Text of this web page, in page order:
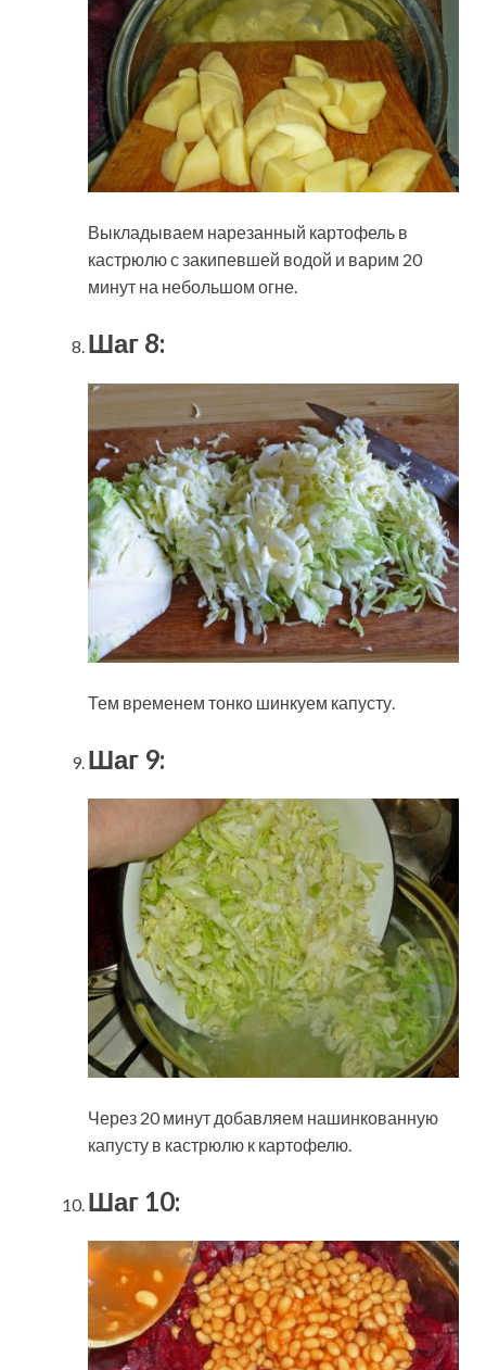
Выкладываем нарезанный картофель в
кастрюлю с закипевшей водой и варим 20
минут на небольшом огне.
Шаг 8:
Тем временем тонко шинкуем капусту.
Шаг 9:
Через 20 минут добавляем нашинкованную
капусту в кастрюлю к картофелю.
Шаг 10: